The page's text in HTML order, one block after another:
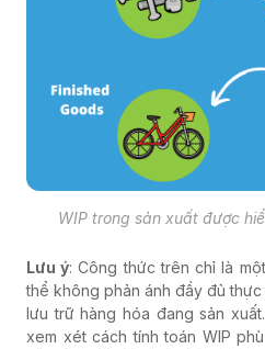
WIP trong sản xuất được
Lưu ý: Công thức trên chỉ là
thể không phản ánh đầy đủ
lưu trữ hàng hóa đang sản
xem xét cách tính toán WIP